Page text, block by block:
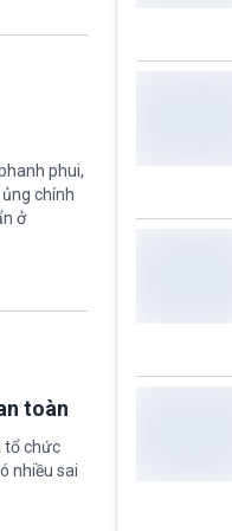
phui,
chính
ở
toàn
tổ chức
nhiều sai